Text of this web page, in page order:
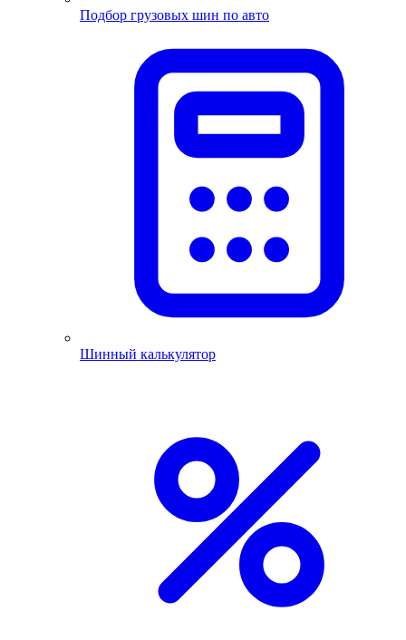
Подбор грузовых шин по авто
Шинный калькулятор